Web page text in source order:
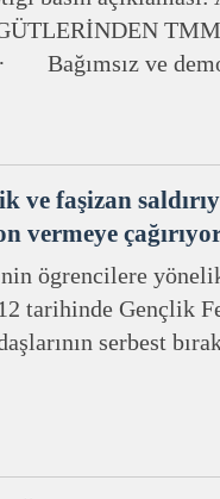
Bağımsız ve
faşizan
vermeye
ögrencilere
tarihinde Gençlik
serbest